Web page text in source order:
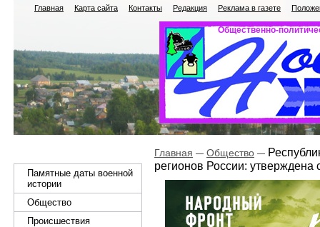
Главная Карта сайта Контакты Редакция Реклама в газете
Общественно-
Памятные даты военной
истории
Общество
Происшествия
Главная Общество
регионов России: утверждена